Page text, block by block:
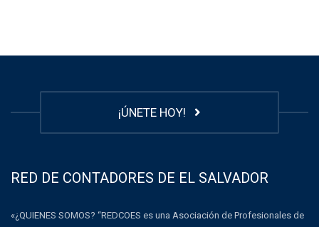
¡ÚNETE HOY!
RED DE CONTADORES DE EL SALVADOR
«¿QUIENES SOMOS? “REDCOES es una Asociación de Profesionales de